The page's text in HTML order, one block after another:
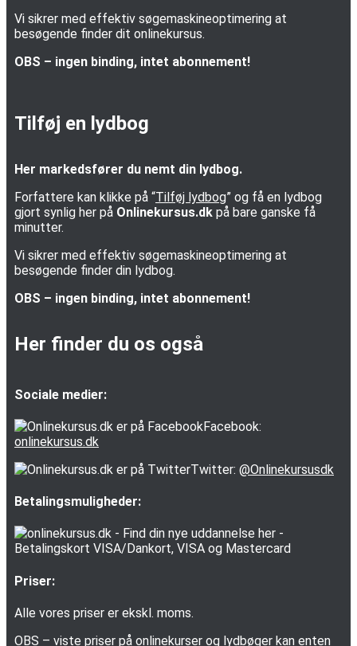
Vi sikrer med effektiv søgemaskineoptimering at
besøgende finder dit onlinekursus.
OBS – ingen binding, intet abonnement!
Tilføj en lydbog
Her markedsfører du nemt din lydbog.
Forfattere kan klikke på “Tilføj lydbog” og få en lydbog
gjort synlig her på Onlinekursus.dk på bare ganske få
minutter.
Vi sikrer med effektiv søgemaskineoptimering at
besøgende finder din lydbog.
OBS – ingen binding, intet abonnement!
Her finder du os også
Sociale medier:
Facebook:
onlinekursus.dk
Twitter: @Onlinekursusdk
Betalingsmuligheder:
Priser:
Alle vores priser er ekskl. moms.
OBS – viste priser på onlinekurser og lydbøger kan enten